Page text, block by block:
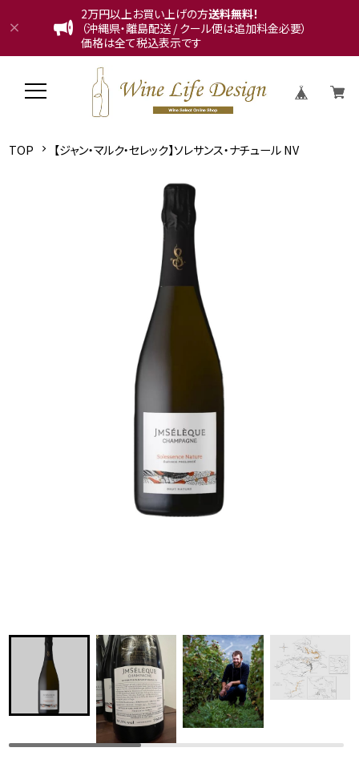
2万円以上お買い上げの方送料無料！
（沖縄県・離島配送 / クール便は追加料金必要）
価格は全て税込表示です
TOP 【ジャン・マルク・セレック】ソレサンス・ナチュール NV